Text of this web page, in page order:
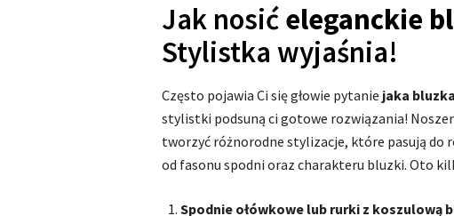
Jak nosićeleganckie
Stylistka wyjaśnia!
Często pojawia Ci się głowie pytanie jaka
stylistki podsuną ci gotowe rozwiązania!
tworzyć różnorodne stylizacje, które pasują do
od fasonu spodni oraz charakteru bluzki. Oto
Spodnie ołówkowe lub rurki z koszulową